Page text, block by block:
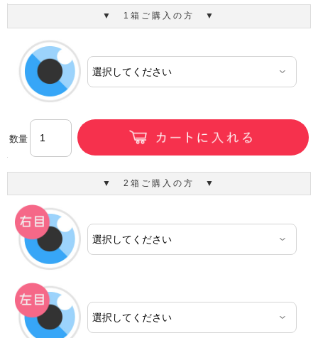
▼ 1箱ご購入の方 ▼
数量
▼ 2箱ご購入の方 ▼